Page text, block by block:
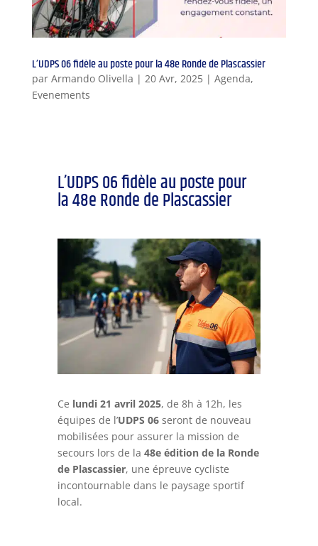
L’UDPS 06 fidèle au poste pour la 48e Ronde de Plascassier
par Armando Olivella | 20 Avr, 2025| Agenda,
Evenements
L’UDPS 06 fidèle au poste pour
la 48e Ronde de Plascassier
Ce lundi 21 avril 2025, de 8h à 12h, les
équipes de l’UDPS 06seront de nouveau
mobilisées pour assurer la mission de
secours lors de la 48e édition de la Ronde
de Plascassier, une épreuve cycliste
incontournable dans le paysage sportif
local.